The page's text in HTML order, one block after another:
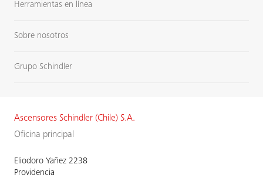
Herramientas en línea
Sobre nosotros
Grupo Schindler
Ascensores Schindler (Chile) S.A.
Oficina principal
Eliodoro Yañez 2238
Providencia